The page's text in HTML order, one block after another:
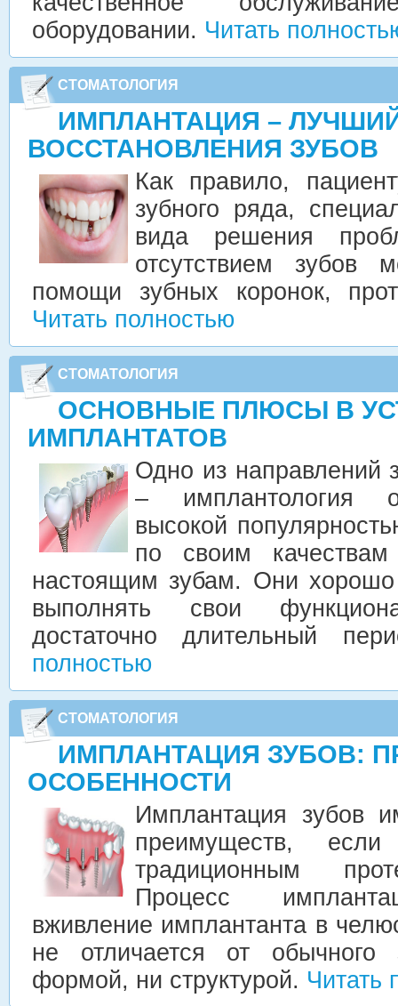
оборудовании. Читать
СТОМАТОЛОГИЯ
ИМПЛАНТАЦИЯ –
ВОССТАНОВЛЕНИЯ ЗУБОВ
Как правило,
зубного ряда,
вида решения
отсутствием зубов
помощи зубных коронок,
Читать полностью
СТОМАТОЛОГИЯ
ОСНОВНЫЕ ПЛЮСЫ В
ИМПЛАНТАТОВ
Одно из направлений
– имплантология
высокой
по своим
настоящим зубам. Они
выполнять свои
достаточно длительный
полностью
СТОМАТОЛОГИЯ
ИМПЛАНТАЦИЯ ЗУБОВ:
ОСОБЕННОСТИ
Имплантация зубов
преимуществ,
традиционным
Процесс
вживление имплантанта в
не отличается от
формой, ни структурой. Читать